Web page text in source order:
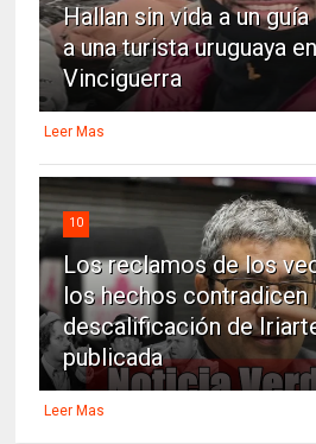
Hallan sin vida a un
a una turista uruguaya
Vinciguerra
Leer Mas
10
Los reclamos de los
los hechos contradicen
descalificación de
publicada
Leer Mas